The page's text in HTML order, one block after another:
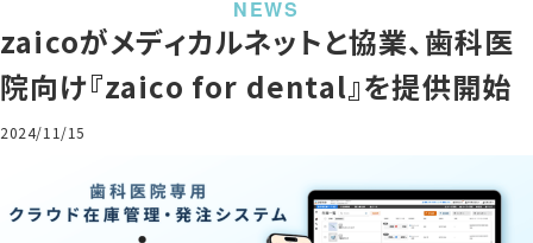
お役立ち情報
zaicoがメディカルネットと協業、歯科医
院向け『zaico for dental』を提供開始
2024/11/15